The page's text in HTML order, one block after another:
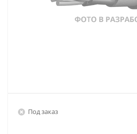
Под заказ